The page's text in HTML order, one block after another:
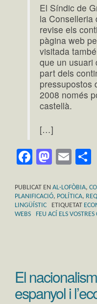
El Síndic de
la Conselleria
revise els
pàgina web
visitada
que un usuari
part dels
pressupostos
2008 només
castellà.
[…]
Facebook
PUBLICAT EN AL·LOFÒBIA,
PLANIFICACIÓ, POLÍTICA,
LINGÜÍSTIC
ETIQUETAT
WEBS
FEU ACÍ ELS
El
espanyol i